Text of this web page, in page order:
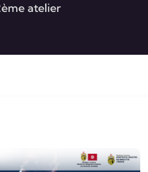
atelier